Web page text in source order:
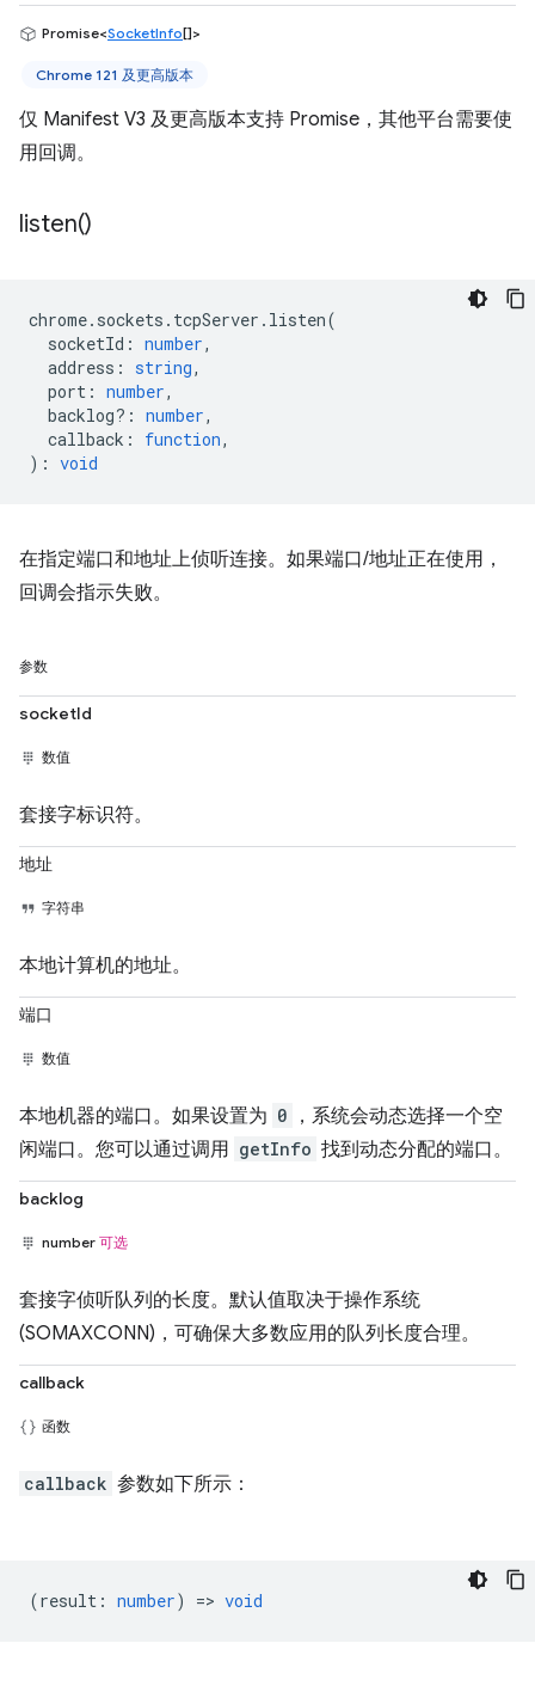
Promise<SocketInfo[]>
Chrome 121 及更高版本
仅 Manifest V3 及更高版本支持 Promise，其他平台需要使
用回调。
listen()
chrome. sockets . tcpServer . listen(
socketId : number,
address : string,
port : number,
backlog? : number,
callback : function,
) : void
在指定端口和地址上侦听连接。如果端口/地址正在使用，
回调会指示失败。
参数
socketId
数值
套接字标识符。
地址
字符串
本地计算机的地址。
端口
数值
本地机器的端口。如果设置为 0
，系统会动态选择一个空
闲端口。您可以通过调用 getInfo 找到动态分配的端口。
backlog
number 可选
套接字侦听队列的长度。默认值取决于操作系统
(SOMAXCONN)，可确保大多数应用的队列长度合理。
callback
函数
callback 参数如下所示：
(result : number) => void